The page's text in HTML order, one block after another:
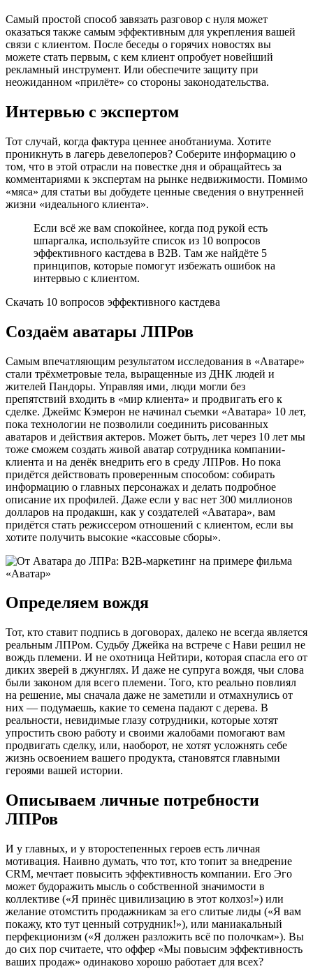
Самый простой способ завязать разговор с нуля может
оказаться также самым эффективным для укрепления вашей
связи с клиентом. После беседы о горячих новостях вы
можете стать первым, с кем клиент опробует новейший
рекламный инструмент. Или обеспечите защиту при
неожиданном «прилёте» со стороны законодательства.
Интервью с экспертом
Тот случай, когда фактура ценнее анобтаниума. Хотите
проникнуть в лагерь девелоперов? Соберите информацию о
том, что в этой отрасли на повестке дня и обращайтесь за
комментариями к экспертам на рынке недвижимости. Помимо
«мяса» для статьи вы добудете ценные сведения о внутренней
жизни «идеального клиента».
Если всё же вам спокойнее, когда под рукой есть
шпаргалка, используйте список из 10 вопросов
эффективного кастдева в В2В. Там же найдёте 5
принципов, которые помогут избежать ошибок на
интервью с клиентом.
Скачать 10 вопросов эффективного кастдева
Создаём аватары ЛПРов
Самым впечатляющим результатом исследования в «Аватаре»
стали трёхметровые тела, выращенные из ДНК людей и
жителей Пандоры. Управляя ими, люди могли без
препятствий входить в «мир клиента» и продвигать его к
сделке. Джеймс Кэмерон не начинал съемки «Аватара» 10 лет,
пока технологии не позволили соединить рисованных
аватаров и действия актеров. Может быть, лет через 10 лет мы
тоже сможем создать живой аватар сотрудника компании-
клиента и на денёк внедрить его в среду ЛПРов. Но пока
придётся действовать проверенным способом: собирать
информацию о главных персонажах и делать подробное
описание их профилей. Даже если у вас нет 300 миллионов
долларов на продакшн, как у создателей «Аватара», вам
придётся стать режиссером отношений с клиентом, если вы
хотите получить высокие «кассовые сборы».
Определяем вождя
Тот, кто ставит подпись в договорах, далеко не всегда является
реальным ЛПРом. Судьбу Джейка на встрече с Нави решил не
вождь племени. И не охотница Нейтири, которая спасла его от
диких зверей в джунглях. И даже не супруга вождя, чьи слова
были законом для всего племени. Того, кто реально повлиял
на решение, мы сначала даже не заметили и отмахнулись от
них — подумаешь, какие то семена падают с дерева. В
реальности, невидимые глазу сотрудники, которые хотят
упростить свою работу и своими жалобами помогают вам
продвигать сделку, или, наоборот, не хотят усложнять себе
жизнь освоением вашего продукта, становятся главными
героями вашей истории.
Описываем личные потребности
ЛПРов
И у главных, и у второстепенных героев есть личная
мотивация. Наивно думать, что тот, кто топит за внедрение
CRM, мечтает повысить эффективность компании. Его Эго
может будоражить мысль о собственной значимости в
коллективе («Я принёс цивилизацию в этот колхоз!») или
желание отомстить продажникам за его слитые лиды («Я вам
покажу, кто тут ценный сотрудник!»), или маниакальный
перфекционизм («Я должен разложить всё по полочкам»). Вы
до сих пор считаете, что оффер «Мы повысим эффективность
ваших продаж» одинаково хорошо работает для всех?